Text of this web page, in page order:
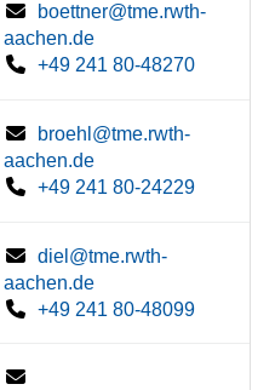
boettner@tme.rwth-
aachen.de
+49 241 80-48270
broehl@tme.rwth-
aachen.de
+49 241 80-24229
diel@tme.rwth-
aachen.de
+49 241 80-48099